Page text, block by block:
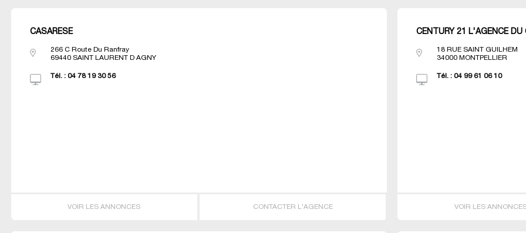
CASARESE
266 C Route Du Ranfray
69440 SAINT LAURENT D AGNY
Tél. : 04 78 19 30 56
VOIR LES ANNONCES CONTACTER L'AGENCE
CENTURY 21 L'AGENCE DU
18 RUE SAINT GUILHEM
34000 MONTPELLIER
Tél. :04 99 61 06 10
VOIR LES